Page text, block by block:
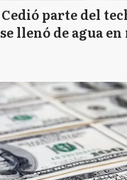
parte del
llenó de agua